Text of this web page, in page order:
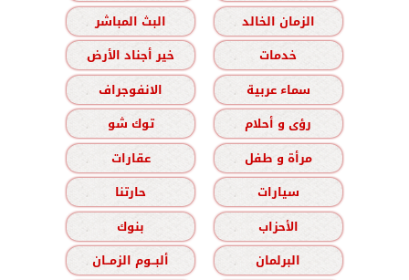
الزمان الخالد
البث المباشر
خدمات
خير أجناد الأرض
سماء عربية
الانفوجراف
رؤى و أحلام
توك شو
مرأة و طفل
عقارات
سيارات
حارتنا
الأحزاب
بنوك
البرلمان
ألبــوم الزمــان